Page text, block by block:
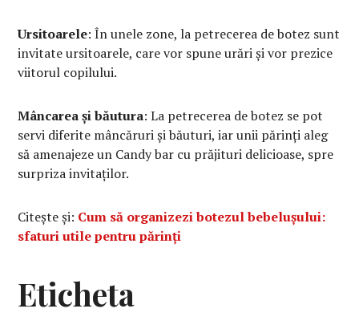
Ursitoarele: În unele zone, la petrecerea de botez sunt
invitate ursitoarele, care vor spune urări și vor prezice
viitorul copilului.
Mâncarea și băutura: La petrecerea de botez se pot
servi diferite mâncăruri și băuturi, iar unii părinți aleg
să amenajeze un Candy bar cu prăjituri delicioase, spre
surpriza invitaților.
Citește și: Cum să organizezi botezul bebelușului:
sfaturi utile pentru părinți
Eticheta